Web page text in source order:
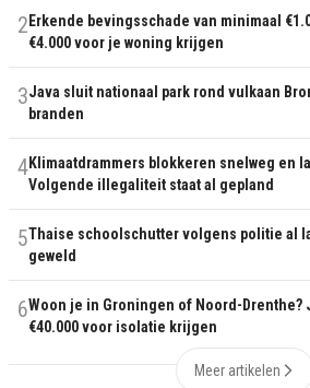
2 Erkende bevingsschade van minimaal
€4.000 voor je woning krijgen
3Java sluit nationaal park rond vulkaan
branden
4Klimaatdrammers blokkeren snelweg en
Volgende illegaliteit staat al gepland
5Thaise schoolschutter volgens politie al
geweld
6Woon je in Groningen of Noord-Drenthe?
€40.000 voor isolatie krijgen
Meer artikelen